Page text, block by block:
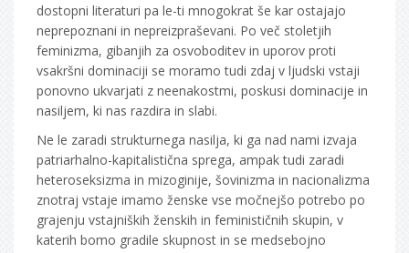
dostopni literaturi pa le-ti mnogokrat še kar ostajajo
neprepoznani in nepreizpraševani. Po več stoletjih
feminizma, gibanjih za osvoboditev in uporov proti
vsakršni dominaciji se moramo tudi zdaj v ljudski vstaji
ponovno ukvarjati z neenakostmi, poskusi dominacije in
nasiljem, ki nas razdira in slabi.
Ne le zaradi strukturnega nasilja, ki ga nad nami izvaja
patriarhalno-kapitalistična sprega, ampak tudi zaradi
heteroseksizma in mizoginije, šovinizma in nacionalizma
znotraj vstaje imamo ženske vse močnejšo potrebo po
grajenju vstajniških ženskih in feminističnih skupin, v
katerih bomo gradile skupnost in se medsebojno